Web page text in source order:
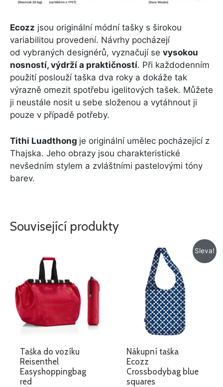
Ecozz jsou originální módní tašky s širokou
variabilitou provedení. Návrhy pocházejí
od vybraných designérů, vyznačují se vysokou
nosností, výdrží a praktičností. Při každodenním
použití poslouží taška dva roky a dokáže tak
výrazně omezit spotřebu igelitových tašek. Můžete
ji neustále nosit u sebe složenou a vytáhnout ji
pouze v případě potřeby.
Tithi Luadthong je originální umělec pocházející z
Thajska. Jeho obrazy jsou charakteristické
nevšedním stylem a zvláštními pastelovými tóny
barev.
Související produkty
Taška do vozíku
Reisenthel
Easyshoppingbag
red
Sleva!
Nákupní taška
Ecozz
Crossbodybag blue
squares
Původní
cena
byla:
218 Kč.
Aktuální
cena
je:
128 Kč.